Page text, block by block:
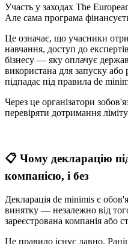
Участь у заходах The
Але сама програма
Це означає, що учасники
навчання, доступ до
бізнесу — яку оплачує
використана для запуску або
підпадає під правила de
Через це організатори
перевіряти дотримання
📋 Чому декларацію
компанією, і без
Декларація de minimis є
винятку — незалежно від
зареєстрована компанія або
Це правило існує давно.